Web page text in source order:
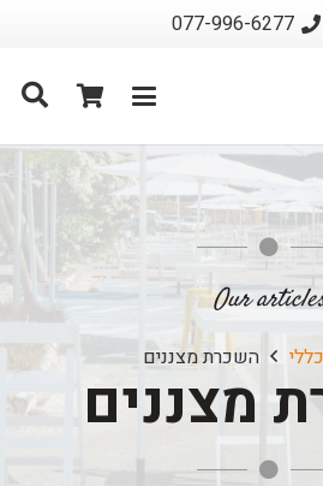
077-996-6277
Our
כללי השכרת מצננים
מצננים